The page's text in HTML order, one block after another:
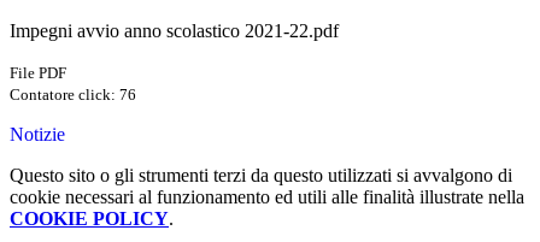
Impegni avvio anno scolastico 2021-22.pdf
File PDF
Contatore click: 76
Notizie
Questo sito o gli strumenti terzi da questo utilizzati si avvalgono di
cookie necessari al funzionamento ed utili alle finalità illustrate nella
COOKIE POLICY.